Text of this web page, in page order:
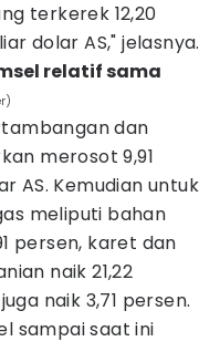
terkerek 12,20
dolar AS," jelasnya.
relatif sama
dan
merosot 9,91
AS. Kemudian untuk
meliputi bahan
persen, karet dan
naik 21,22
naik 3,71 persen.
sampai saat ini